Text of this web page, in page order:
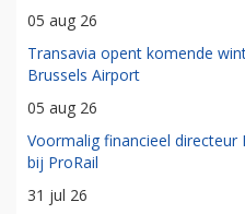
05 aug 26
Transavia opent komende
Brussels Airport
05 aug 26
Voormalig financieel directeur
bij ProRail
31 jul 26